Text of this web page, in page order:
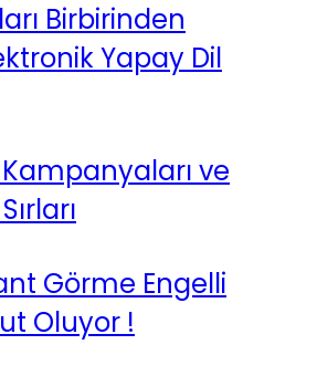
Birbirinden
Yapay Dil
ve
Görme Engelli
Oluyor !